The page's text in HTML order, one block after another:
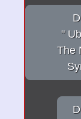
"
The